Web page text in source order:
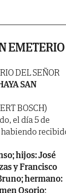
EMETERIO
DEL SEÑOR
SAN
BOSCH)
el día 5 de
habiendo
hijos: José
y Francisco
hermano:
Osorio;